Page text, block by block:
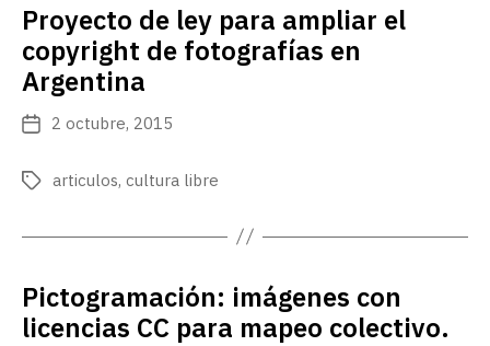
Proyecto de ley para ampliar el
copyright de fotografías en
Argentina
Fecha
publicación
2 octubre, 2015
Etiquetas
articulos, cultura libre
Pictogramación: imágenes con
licencias CC para mapeo colectivo.